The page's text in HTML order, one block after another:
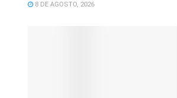
8 DE AGOSTO, 2026